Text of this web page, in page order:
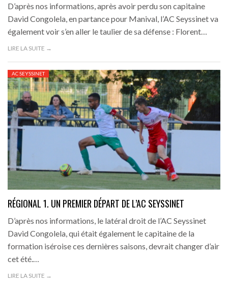
D’après nos informations, après avoir perdu son capitaine
David Congolela, en partance pour Manival, l’AC Seyssinet va
également voir s’en aller le taulier de sa défense : Florent…
LIRE LA SUITE →
AC SEYSSINET
RÉGIONAL 1. UN PREMIER DÉPART DE L’AC SEYSSINET
D’après nos informations, le latéral droit de l’AC Seyssinet
David Congolela, qui était également le capitaine de la
formation iséroise ces dernières saisons, devrait changer d’air
cet été.…
LIRE LA SUITE →